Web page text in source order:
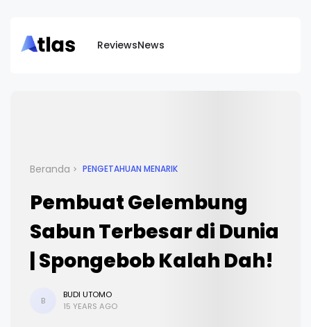
ReviewsNews
Beranda PENGETAHUAN MENARIK
Pembuat Gelembung
Sabun Terbesar di Dunia
| Spongebob Kalah Dah!
B
BUDI UTOMO
15 YEARS AGO